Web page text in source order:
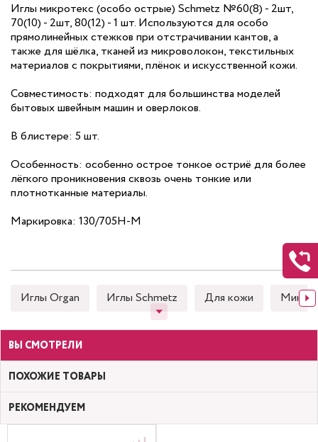
Иглы микротекс (особо острые) Schmetz №60(8) - 2шт,
70(10) - 2шт, 80(12) - 1 шт. Используются для особо
прямолинейных стежков при отстрачивании кантов, а
также для шёлка, тканей из микроволокон, текстильных
материалов с покрытиями, плёнок и искусственной кожи.
Совместимость: подходят для большинства моделей
бытовых швейным машин и оверлоков.
В блистере: 5 шт.
Особенность: особенно острое тонкое остриё для более
лёгкого проникновения сквозь очень тонкие или
плотнотканные материалы.
Маркировка: 130/705H-M
Иглы Organ Иглы Schmetz Для кожи
ВЫ СМОТРЕЛИ
ПОХОЖИЕ ТОВАРЫ
РЕКОМЕНДУЕМ